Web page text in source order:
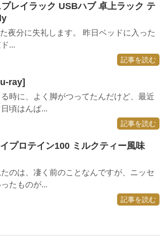
レイラック USBハブ 卓上ラック テ
夜分に失礼します。 昨日ベッドに入った
...
記事を読む
ray]
時に、よく脚がつってたんだけど、最近
頃はんぱ...
記事を読む
プロテイン100 ミルクティー風味
のは、凄く前のことなんですが、ニッセ
たものが...
記事を読む